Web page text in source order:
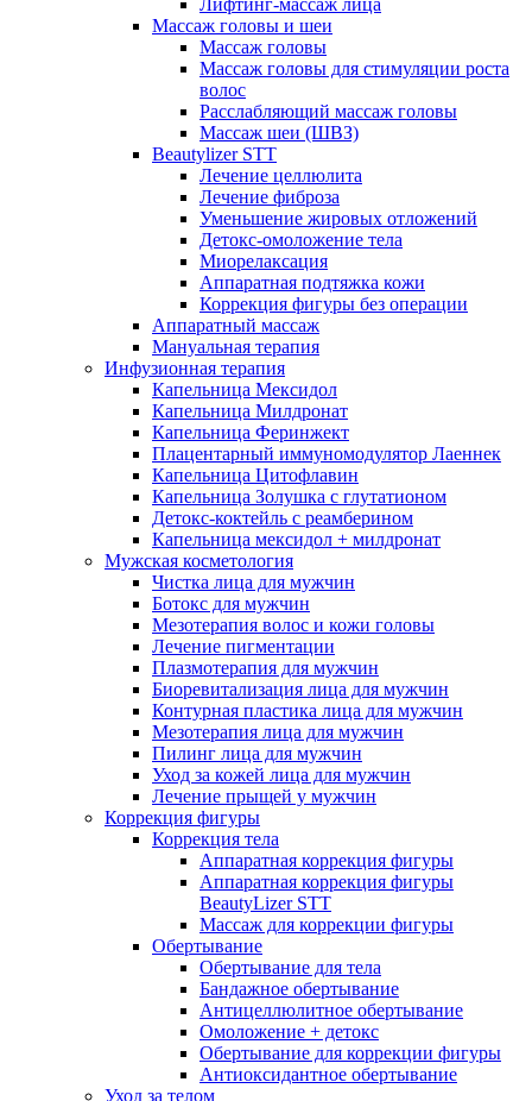
Лифтинг-массаж лица
Массаж головы и шеи
Массаж головы
Массаж головы для стимуляции роста
волос
Расслабляющий массаж головы
Массаж шеи (ШВЗ)
Beautylizer STT
Лечение целлюлита
Лечение фиброза
Уменьшение жировых отложений
Детокс-омоложение тела
Миорелаксация
Аппаратная подтяжка кожи
Коррекция фигуры без операции
Аппаратный массаж
Мануальная терапия
Инфузионная терапия
Капельница Мексидол
Капельница Милдронат
Капельница Феринжект
Плацентарный иммуномодулятор Лаеннек
Капельница Цитофлавин
Капельница Золушка с глутатионом
Детокс-коктейль с реамберином
Капельница мексидол + милдронат
Мужская косметология
Чистка лица для мужчин
Ботокс для мужчин
Мезотерапия волос и кожи головы
Лечение пигментации
Плазмотерапия для мужчин
Биоревитализация лица для мужчин
Контурная пластика лица для мужчин
Мезотерапия лица для мужчин
Пилинг лица для мужчин
Уход за кожей лица для мужчин
Лечение прыщей у мужчин
Коррекция фигуры
Коррекция тела
Аппаратная коррекция фигуры
Аппаратная коррекция фигуры
BeautyLizer STT
Массаж для коррекции фигуры
Обертывание
Обертывание для тела
Бандажное обертывание
Антицеллюлитное обертывание
Омоложение + детокс
Обертывание для коррекции фигуры
Антиоксидантное обертывание
Уход за телом